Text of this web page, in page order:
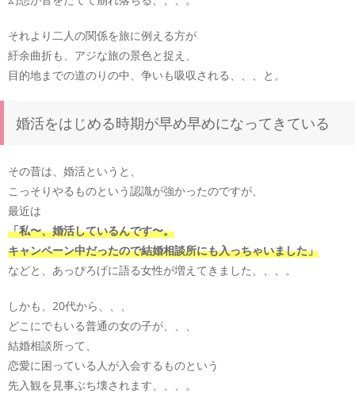
それより二人の関係を旅に例える方が
紆余曲折も、アジな旅の景色と捉え、
目的地までの道のりの中、争いも吸収される、、、と。
婚活をはじめる時期が早め早めになってきている
その昔は、婚活というと、
こっそりやるものという認識が強かったのですが、
最近は
「私〜、婚活しているんです〜。
キャンペーン中だったので結婚相談所にも入っちゃいました」
などと、あっぴろげに語る女性が増えてきました、、、。
しかも、20代から、、、
どこにでもいる普通の女の子が、、、
結婚相談所って、
恋愛に困っている人が入会するものという
先入観を見事ぶち壊されます、、、。